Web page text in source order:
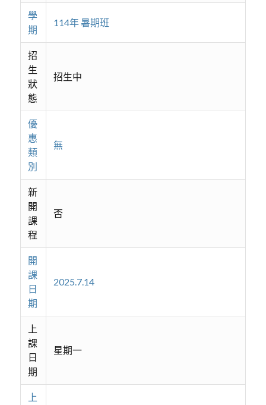
學
期
114年 暑期班
招
生
狀
態
招生中
優
惠
類
別
無
新
開
課
程
否
開
課
日
期
2025.7.14
上
課
日
期
星期一
上